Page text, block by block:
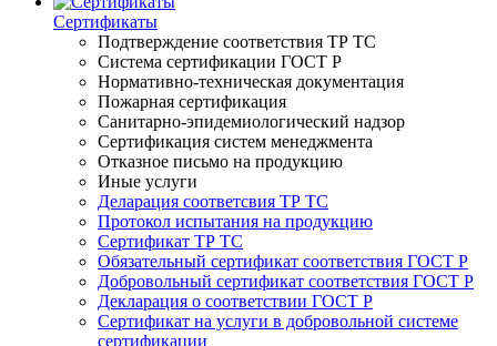
Сертификаты
Подтверждение соответствия ТР ТС
Система сертификации ГОСТ Р
Нормативно-техническая документация
Пожарная сертификация
Санитарно-эпидемиологический надзор
Сертификация систем менеджмента
Отказное письмо на продукцию
Иные услуги
Деларация соответсвия ТР ТС
Протокол испытания на продукцию
Сертификат ТР ТС
Обязательный сертификат соответствия ГОСТ Р
Добровольный сертификат соответствия ГОСТ Р
Декларация о соответствии ГОСТ Р
Сертификат на услуги в добровольной системе
сертификации